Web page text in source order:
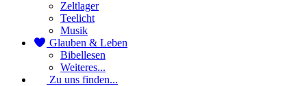
Zeltlager
Teelicht
Musik
Glauben & Leben
Bibellesen
Weiteres...
Zu uns finden...